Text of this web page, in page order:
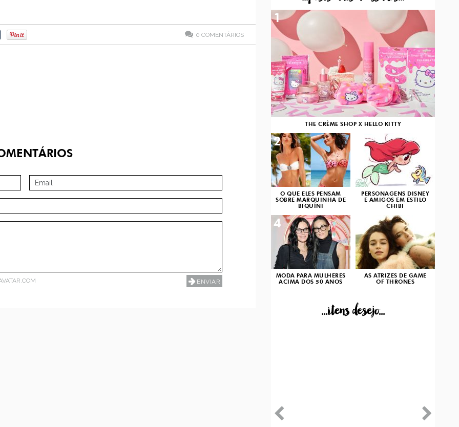
0 COMENTÁRIOS
THE CRÈME SHOP X HELLO KITTY
1
O QUE ELES PENSAM
SOBRE MARQUINHA DE
BIQUÍNI
2
PERSONAGENS DISNEY
E AMIGOS EM ESTILO
CHIBI
3
MODA PARA MULHERES
ACIMA DOS 50 ANOS
4
AS ATRIZES DE GAME
OF THRONES
...itens desejo...